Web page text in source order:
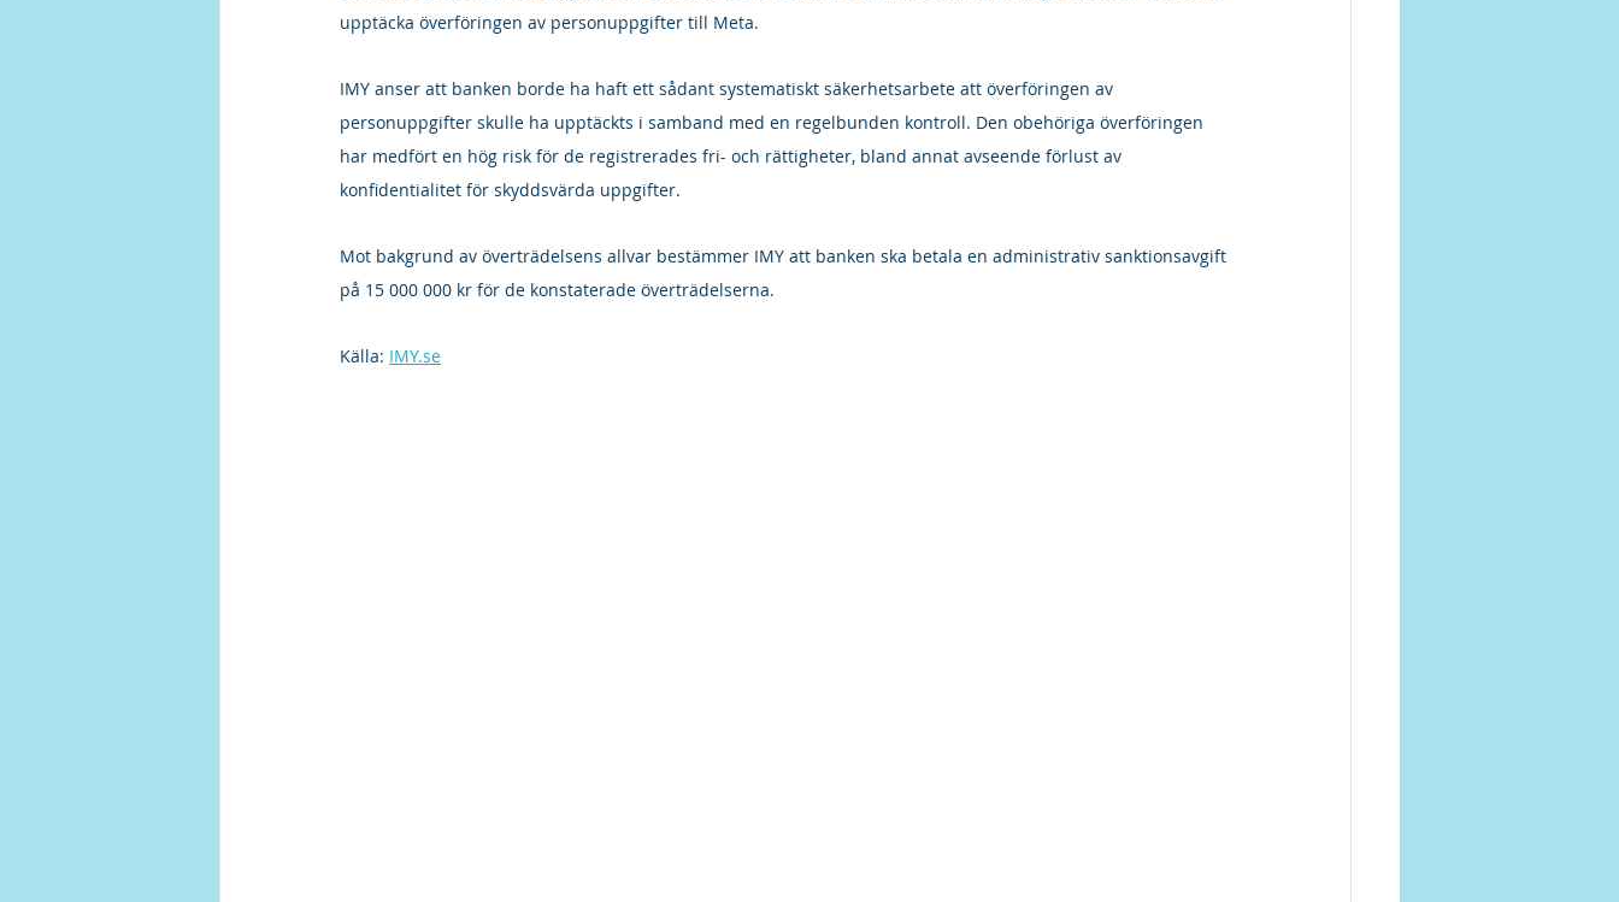
upptäcka överföringen av personuppgifter till Meta.
IMY anser att banken borde ha haft ett sådant systematiskt säkerhetsarbete att överföringen av
personuppgifter skulle ha upptäckts i samband med en regelbunden kontroll. Den obehöriga överföringen
har medfört en hög risk för de registrerades fri- och rättigheter, bland annat avseende förlust av
konfidentialitet för skyddsvärda uppgifter.
Mot bakgrund av överträdelsens allvar bestämmer IMY att banken ska betala en administrativ sanktionsavgift
på 15 000 000 kr för de konstaterade överträdelserna.
Källa: IMY.se